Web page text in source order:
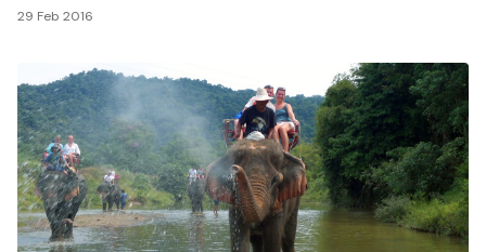
29 Feb 2016